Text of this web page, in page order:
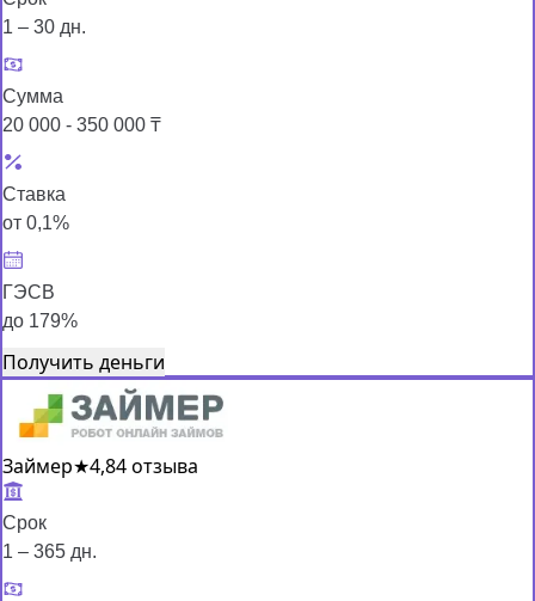
1 – 30 дн.
Сумма
20 000 - 350 000 ₸
Ставка
от 0,1%
ГЭСВ
до 179%
Получить деньги
Займер★4,84 отзыва
Срок
1 – 365 дн.